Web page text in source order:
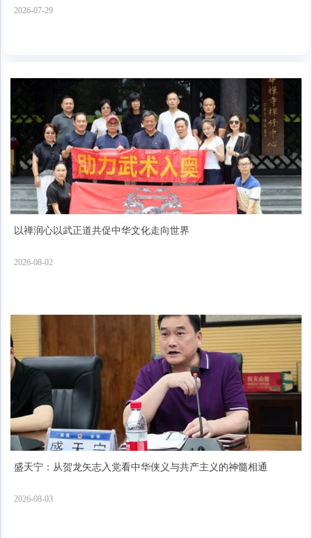
2026-07-29
以禅润心以武正道共促中华文化走向世界
2026-08-02
盛天宁：从贺龙矢志入党看中华侠义与共产主义的神髓相通
2026-08-03